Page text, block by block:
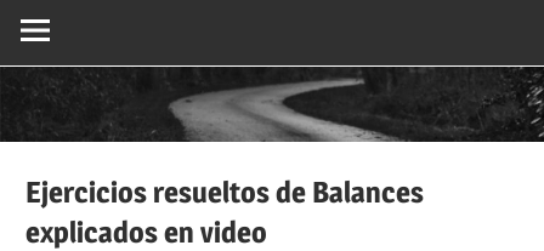
Ejercicios resueltos de Balances
explicados en video